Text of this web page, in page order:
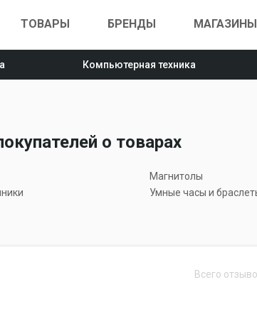
ТОВАРЫ БРЕНДЫ МАГАЗИНЫ
Компьютерная техника
о товарах
Магнитолы
Умные часы и
Всего